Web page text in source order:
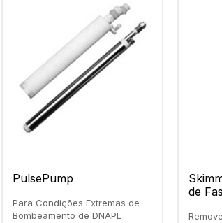
PulsePump
Para Condições Extremas de
Bombeamento de DNAPL
de